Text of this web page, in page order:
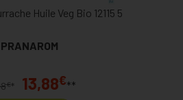
Huile Veg Bio 12115 5
PRANAROM
€ * 13,88€**